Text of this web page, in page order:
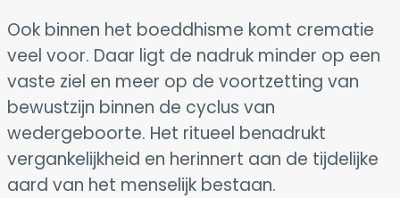
Ook binnen het boeddhisme komt crematie
veel voor. Daar ligt de nadruk minder op een
vaste ziel en meer op de voortzetting van
bewustzijn binnen de cyclus van
wedergeboorte. Het ritueel benadrukt
vergankelijkheid en herinnert aan de tijdelijke
aard van het menselijk bestaan.